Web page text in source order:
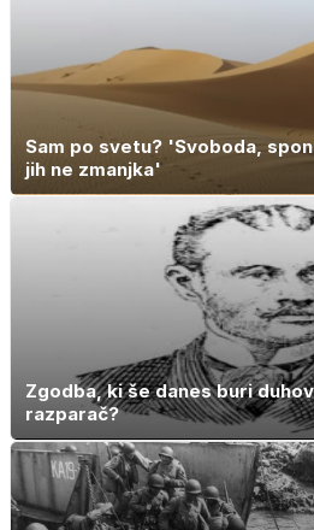
Sam po svetu? 'Svoboda,
jih ne zmanjka'
Zgodba, ki še danes buri
razparač?